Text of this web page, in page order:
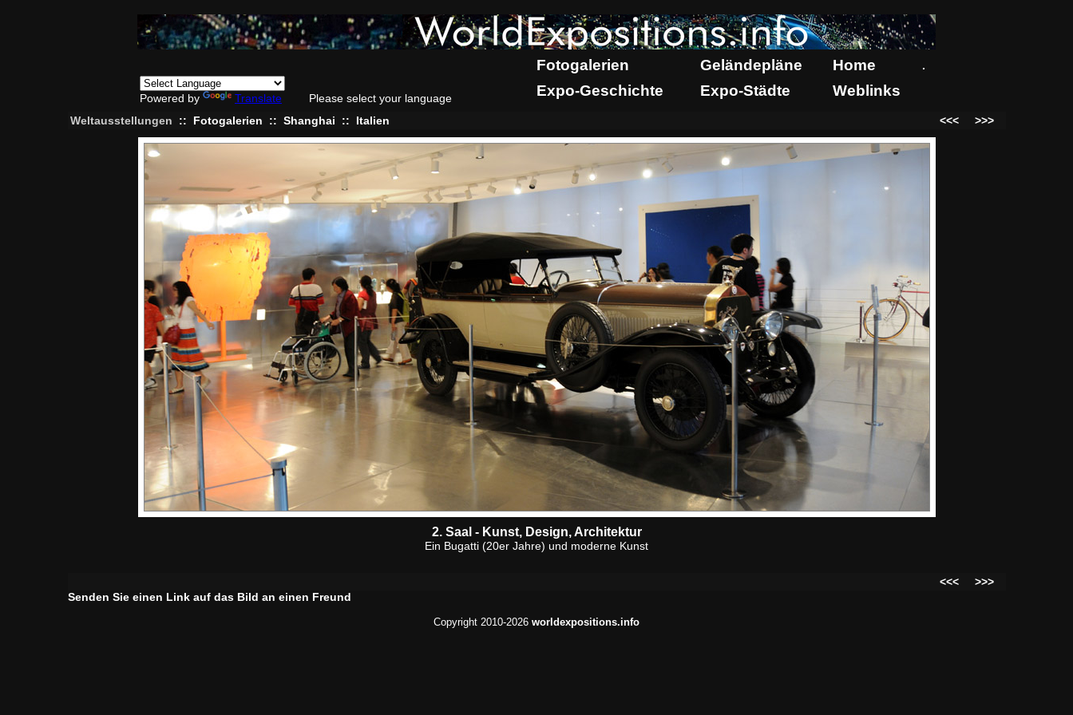
Powered by Translate Please select your language
Fotogalerien Geländepläne Home .
Expo-Geschichte Expo-Städte Weblinks
Weltausstellungen :: Fotogalerien :: Shanghai :: Italien <<< >>>
2. Saal - Kunst, Design, Architektur
Ein Bugatti (20er Jahre) und moderne Kunst
<<<
>>>
Senden Sie einen Link auf das Bild an einen Freund
Copyright 2010-2026 worldexpositions.info